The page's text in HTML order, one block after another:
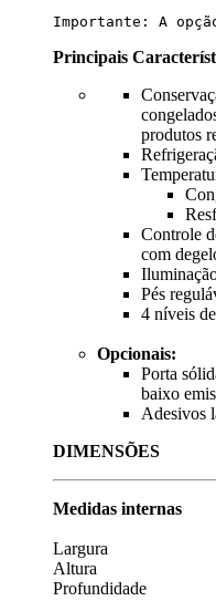
Importante: A
Principais
produtos
Controle
com
Pés
4 níveis
Opcionais:
Porta
baixo
Adesivos
DIMENSÕES
Largura
Altura
Profundidade